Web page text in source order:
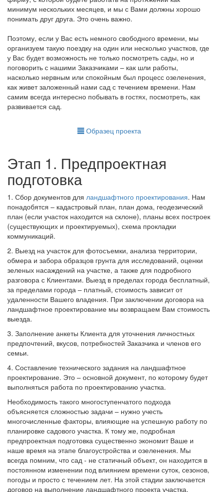
минимум нескольких месяцев, и мы с Вами должны хорошо
понимать друг друга. Это очень важно.
Поэтому, если у Вас есть немного свободного времени, мы
организуем такую поездку на один или несколько участков, где
у Вас будет возможность не только посмотреть сады, но и
поговорить с нашими Заказчиками – как шли работы,
насколько нервным или спокойным был процесс озеленения,
как живет заложенный нами сад с течением времени. Нам
самим всегда интересно побывать в гостях, посмотреть, как
развивается сад.
Образец проекта
Этап 1. Предпроектная
подготовка
1. Сбор документов для ландшафтного проектирования. Нам
понадобятся – кадастровый план, план дома, геодезический
план (если участок находится на склоне), планы всех построек
(существующих и проектируемых), схема прокладки
коммуникаций.
2. Выезд на участок для фотосъемки, анализа территории,
обмера и забора образцов грунта для исследований, оценки
зеленых насаждений на участке, а также для подробного
разговора с Клиентами. Выезд в пределах города бесплатный,
за пределами города – платный, стоимость зависит от
удаленности Вашего владения. При заключении договора на
ландшафтное проектирование мы возвращаем Вам стоимость
выезда.
3. Заполнение анкеты Клиента для уточнения личностных
предпочтений, вкусов, потребностей Заказчика и членов его
семьи.
4. Составление технического задания на ландшафтное
проектирование. Это – основной документ, по которому будет
выполняться работа по проектированию участка.
Необходимость такого многоступенчатого подхода
объясняется сложностью задачи – нужно учесть
многочисленные факторы, влияющие на успешную работу по
планировке садового участка. К тому же, подробная
предпроектная подготовка существенно экономит Ваше и
наше время на этапе благоустройства и озеленения. Мы
всегда помним, что сад - не статичный объект, он находится в
постоянном изменении под влиянием времени суток, сезонов,
погоды и просто с течением лет. На этой стадии заключается
договор на выполнение ландшафтного проекта участка.